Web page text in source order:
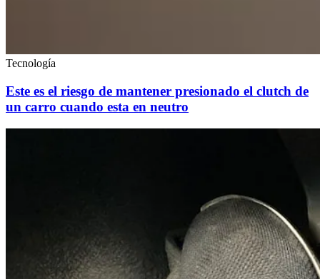
Tecnología
Este es el riesgo de mantener presionado el clutch de
un carro cuando esta en neutro